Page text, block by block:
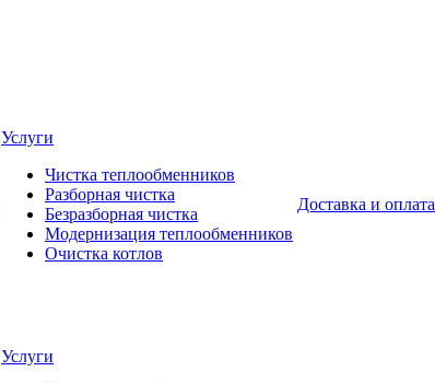
Услуги
Чистка теплообменников
Разборная чистка
Безразборная чистка
Модернизация теплообменников
Очистка котлов
Доставка и оплата
Услуги